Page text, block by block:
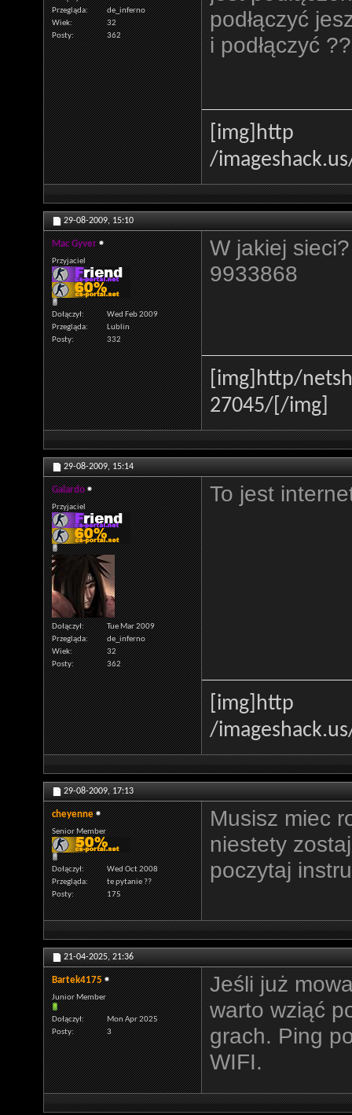
Przegląda
de_inferno
Wiek
32
Posty
362
podłączyć
i podłączyć ??
[img]http
/
29-08-2009, 15:10
Mac Gyver
Przyjaciel
Dołączył
Wed Feb 2009
Przegląda
Lublin
Posty
332
W jakiej
9933868
[img]http/
27045/[/img]
29-08-2009, 15:14
Galardo
Przyjaciel
Dołączył
Tue Mar 2009
Przegląda
de_inferno
Wiek
32
Posty
362
To jest
[img]http
/
29-08-2009, 17:13
cheyenne
Senior Member
Dołączył
Wed Oct 2008
Przegląda
te pytanie ??
Posty
175
Musisz miec
niestety
poczytaj
21-04-2025, 21:36
Bartek4175
Junior Member
Dołączył
Mon Apr 2025
Posty
3
Jeśli już
warto wziąć
grach. Ping
WIFI.